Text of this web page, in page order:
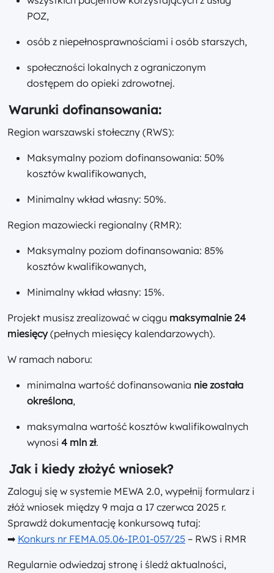
POZ,
osób z niepełnosprawnościami i osób starszych,
społeczności lokalnych z ograniczonym
dostępem do opieki zdrowotnej.
Warunki dofinansowania:
Region warszawski stołeczny (RWS):
Maksymalny poziom dofinansowania: 50%
kosztów kwalifikowanych,
Minimalny wkład własny: 50%.
Region mazowiecki regionalny (RMR):
Maksymalny poziom dofinansowania: 85%
kosztów kwalifikowanych,
Minimalny wkład własny: 15%.
Projekt musisz zrealizować w ciągu maksymalnie 24
miesięcy(pełnych miesięcy kalendarzowych).
W ramach naboru:
minimalna wartość dofinansowania nie została
określona,
maksymalna wartość kosztów kwalifikowalnych
wynosi 4 mln zł.
Jak i kiedy złożyć wniosek?
Zaloguj się w systemie MEWA 2.0, wypełnij formularz i
złóż wniosek między 9 maja a 17 czerwca 2025 r.
Sprawdź dokumentację konkursową tutaj:
➡ Konkurs nr FEMA.05.06-IP.01-057/25 – RWS i RMR
Regularnie odwiedzaj stronę i śledź aktualności,